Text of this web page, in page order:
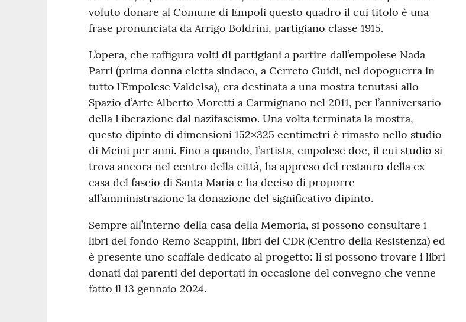
voluto donare al Comune di Empoli questo quadro il cui titolo è una
frase pronunciata da Arrigo Boldrini, partigiano classe 1915.
L’opera, che raffigura volti di partigiani a partire dall’empolese Nada
Parri (prima donna eletta sindaco, a Cerreto Guidi, nel dopoguerra in
tutto l’Empolese Valdelsa), era destinata a una mostra tenutasi allo
Spazio d’Arte Alberto Moretti a Carmignano nel 2011, per l’anniversario
della Liberazione dal nazifascismo. Una volta terminata la mostra,
questo dipinto di dimensioni 152×325 centimetri è rimasto nello studio
di Meini per anni. Fino a quando, l’artista, empolese doc, il cui studio si
trova ancora nel centro della città, ha appreso del restauro della ex
casa del fascio di Santa Maria e ha deciso di proporre
all’amministrazione la donazione del significativo dipinto.
Sempre all’interno della casa della Memoria, si possono consultare i
libri del fondo Remo Scappini, libri del CDR (Centro della Resistenza) ed
è presente uno scaffale dedicato al progetto: lì si possono trovare i libri
donati dai parenti dei deportati in occasione del convegno che venne
fatto il 13 gennaio 2024.